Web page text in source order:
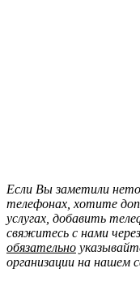
Если Вы заметили
телефонах, хотите
услугах, добавить
свяжитесь с нами
обязательно
организации на нашем